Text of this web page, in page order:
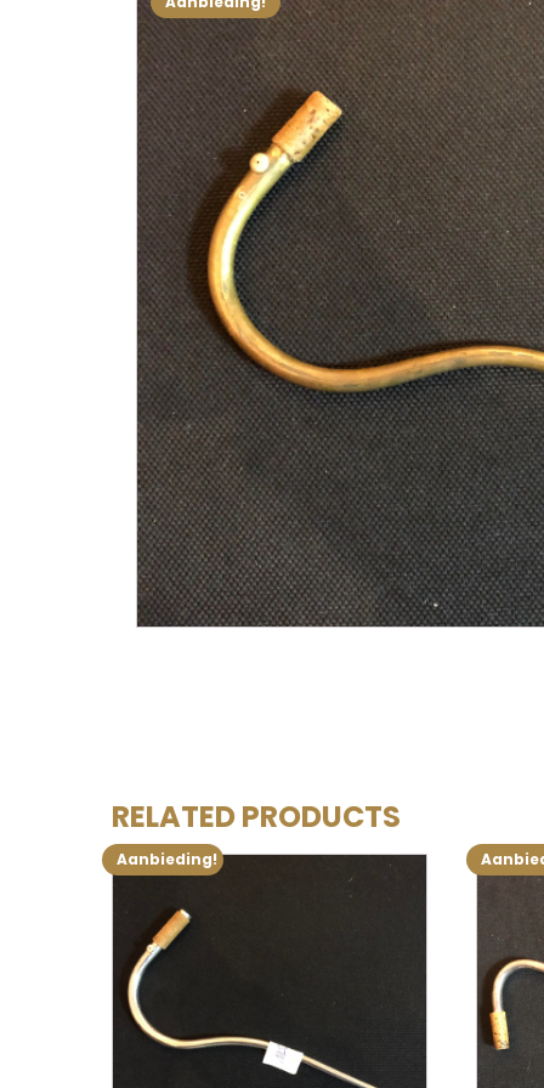
RELATED PRODUCTS
Aanbieding!